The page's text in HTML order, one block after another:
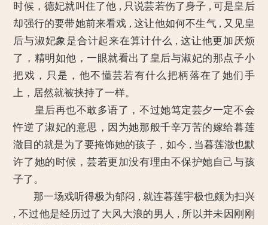
时候，德妃就叫住了他 , 只说芸若伤了身子 , 可是皇后
却强行的要带她前来看戏 , 这让他如何不生气 , 又见皇
后与淑妃象是合计起来在算计什么 , 这让他更加厌烦
了，精明如他，一眼就看出了皇后与淑妃的那点子小
把戏，只是，他不懂芸若有什么把柄落在了她们手
上，居然就被挟持了一样。
皇后再也不敢多语了，不过她笃定芸夕一定不会
忤逆了淑妃的意思，因为她那般千辛万苦的嫁给暮莲
澈目的就是为了要掩饰她的孩子，如今 , 当暮莲澈也默
许了她的时候，芸若更加没有理由不保护她自己与孩
子了。
那一场戏听得极为郁闷 , 就连暮莲宇极也颇为扫兴
, 不过他是经历过了大风大浪的男人 , 所以并未因刚刚